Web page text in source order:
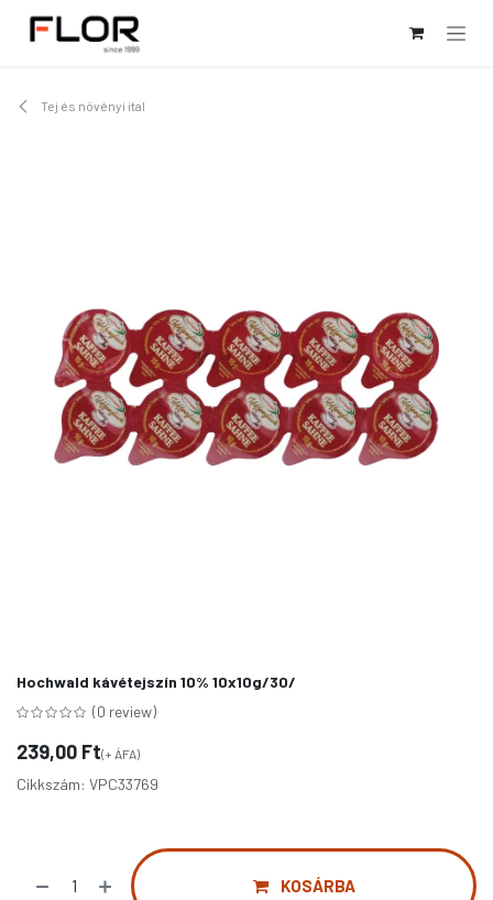
Tej és növényi ital
Hochwald kávétejszín 10% 10x10g/30/
(0 review)
239,00 Ft(+ ÁFA)
Cikkszám: VPC33769
KOSÁRBA